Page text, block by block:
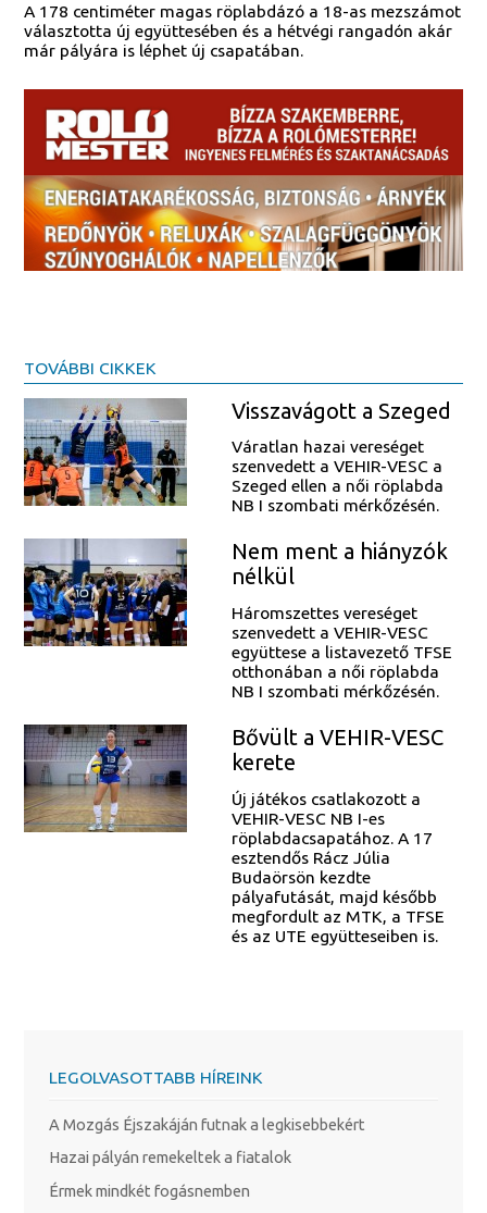
A 178 centiméter magas röplabdázó a 18-as mezszámot
választotta új együttesében és a hétvégi rangadón akár
már pályára is léphet új csapatában.
TOVÁBBI CIKKEK
Visszavágott a Szeged
Váratlan hazai vereséget
szenvedett a VEHIR-VESC a
Szeged ellen a női röplabda
NB I szombati mérkőzésén.
Nem ment a hiányzók
nélkül
Háromszettes vereséget
szenvedett a VEHIR-VESC
együttese a listavezető TFSE
otthonában a női röplabda
NB I szombati mérkőzésén.
Bővült a VEHIR-VESC
kerete
Új játékos csatlakozott a
VEHIR-VESC NB I-es
röplabdacsapatához. A 17
esztendős Rácz Júlia
Budaörsön kezdte
pályafutását, majd később
megfordult az MTK, a TFSE
és az UTE együtteseiben is.
LEGOLVASOTTABB HÍREINK
A Mozgás Éjszakáján futnak a legkisebbekért
Hazai pályán remekeltek a fiatalok
Érmek mindkét fogásnemben